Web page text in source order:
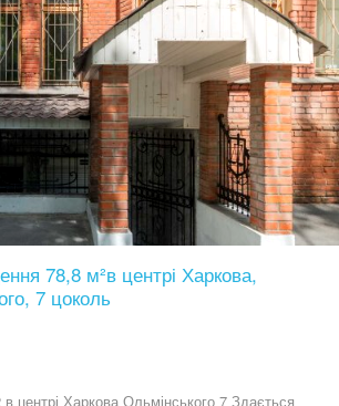
78,8 м²в центрі Харкова,
7 цоколь
центрі Харкова Ольмінського 7 Здається